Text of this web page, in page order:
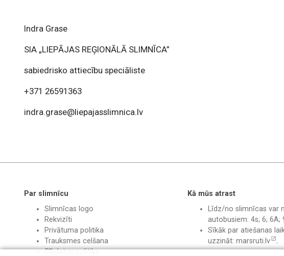
Indra Grase
SIA „LIEPĀJAS REĢIONĀLĀ SLIMNĪCA”
sabiedrisko attiecību speciāliste
+371 26591363
indra.grase@liepajasslimnica.lv
Par slimnīcu
Slimnīcas logo
Rekvizīti
Privātuma politika
Trauksmes celšana
Sīkdatņu politika
Kā mūs atrast
Līdz/no slimnīcas var
autobusiem: 4s; 6; 6A;
Sīkāk par atiešanas
uzzināt: marsruti.lv .